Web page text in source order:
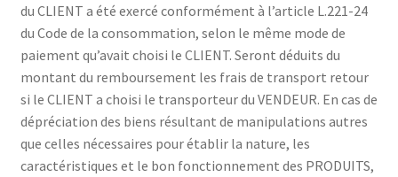
du CLIENT a été exercé conformément à l’article L.221-24
du Code de la consommation, selon le même mode de
paiement qu’avait choisi le CLIENT. Seront déduits du
montant du remboursement les frais de transport retour
si le CLIENT a choisi le transporteur du VENDEUR. En cas de
dépréciation des biens résultant de manipulations autres
que celles nécessaires pour établir la nature, les
caractéristiques et le bon fonctionnement des PRODUITS,